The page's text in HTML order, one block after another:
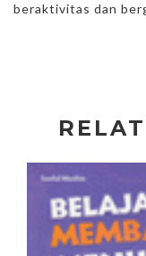
beraktivitas dan